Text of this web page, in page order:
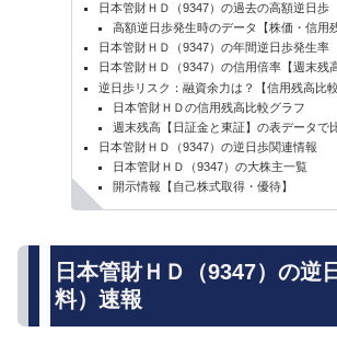
日本管財ＨＤ（9347）の過去の高額逆日歩
高額逆日歩発生時のデータ【株価・信用
日本管財ＨＤ（9347）の年間逆日歩発生率
日本管財ＨＤ（9347）の信用倍率【週末残高
逆日歩リスク：融資余力は？【信用残高比較
日本管財ＨＤの信用残高比較グラフ
週末残高【日証金と東証】の表データで
日本管財ＨＤ（9347）の逆日歩関連情報
日本管財ＨＤ（9347）の大株主一覧
開示情報【自己株式取得・優待】
日本管財ＨＤ（9347）の逆
料）速報